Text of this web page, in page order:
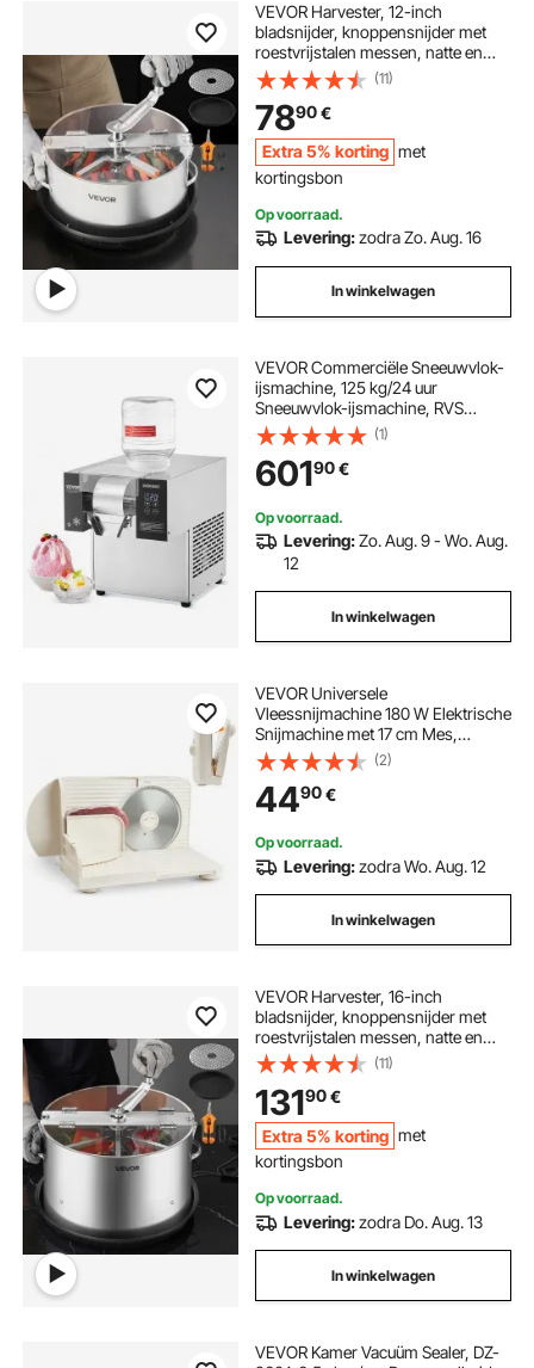
VEVOR Harvester, 12-inch
bladsnijder, knoppensnijder met
roestvrijstalen messen, natte en
droge hydrocultuur snijmachine
met schaal, bladkomtrimmer voor
plantknoppen en bloemen
(11)
7890€
Extra 5% korting met
kortingsbon
Op voorraad.
Levering:zodra Zo. Aug. 16
In winkelwagen
VEVOR Commerciële Sneeuwvlok-
ijsmachine, 125 kg/24 uur
Sneeuwvlok-ijsmachine, RVS
ijsschaaf, Elektrische
sneeuwkegelmaker met
luchtkoelsysteem en touchscreen
(1)
60190€
Op voorraad.
Levering:Zo. Aug. 9 - Wo. Aug.
12
In winkelwagen
VEVOR Universele
Vleessnijmachine 180 W Elektrische
Snijmachine met 17 cm Mes,
Vleessnijmachine met Instelbare
Dikte van 0–15 mm, voor
Diepvriesvlees, Ham, Biefstuk
(2)
4490€
Op voorraad.
Levering:zodra Wo. Aug. 12
In winkelwagen
VEVOR Harvester, 16-inch
bladsnijder, knoppensnijder met
roestvrijstalen messen, natte en
droge hydrocultuur snijmachine
met schaal, bladkomtrimmer voor
plantknoppen en bloemen
(11)
13190€
Extra 5% korting met
kortingsbon
Op voorraad.
Levering:zodra Do. Aug. 13
In winkelwagen
VEVOR Kamer Vacuüm Sealer, DZ-